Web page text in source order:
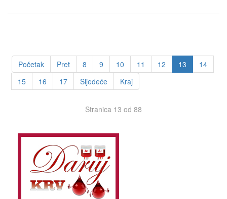
Početak Pret 8 9 10 11 12 13
14
15
16 17 Sljedeće Kraj
Stranica 13 od 88